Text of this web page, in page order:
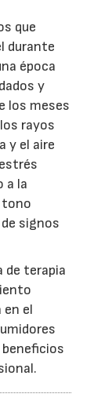
que
durante
época
y
los meses
rayos
y el aire
a la
tono
signos
de terapia
en el